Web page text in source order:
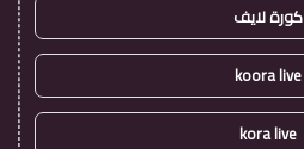
كورة لايف
koora live
kora live